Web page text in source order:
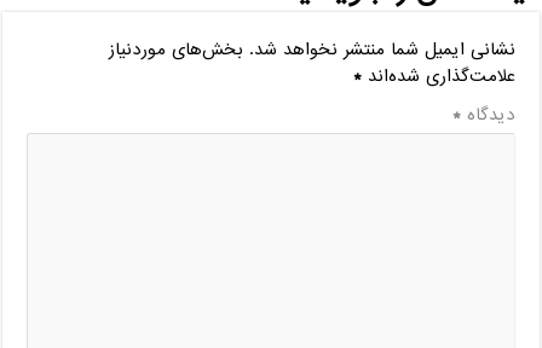
نشانی ایمیل شما منتشر نخواهد شد. بخش‌های موردنیاز
علامت‌گذاری شده‌اند*
دیدگاه*